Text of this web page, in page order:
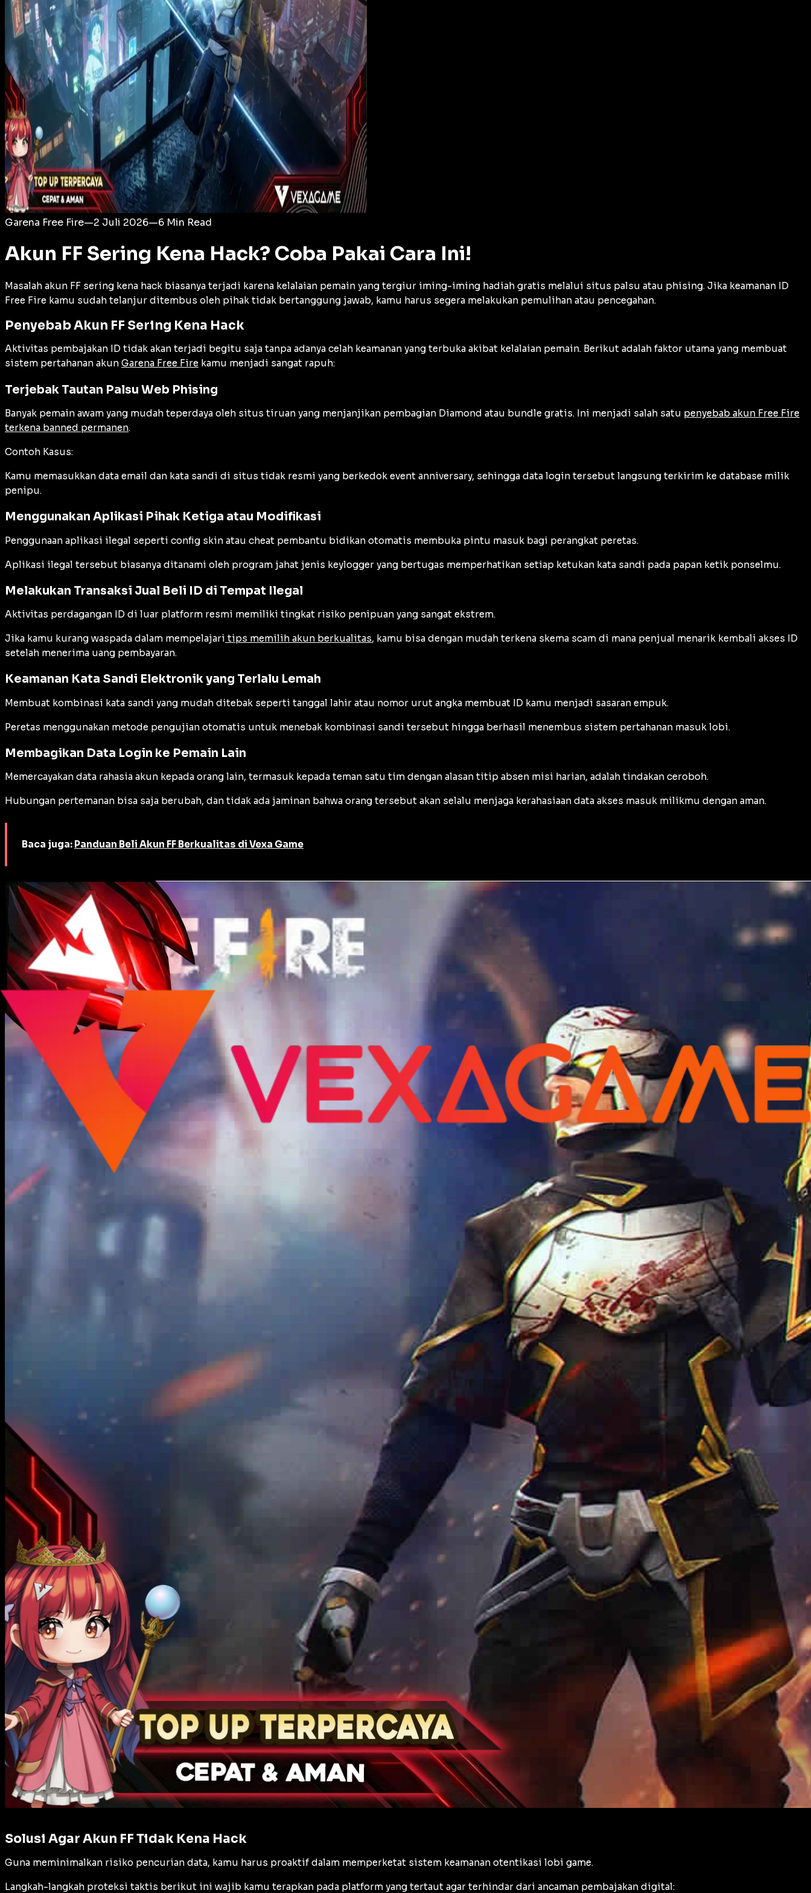
Login
Garena Free Fire—2 Juli 2026—6 Min Read
Akun FF Sering Kena Hack? Coba Pakai Cara Ini!
Masalah akun FF sering kena hack biasanya terjadi karena kelalaian pemain yang tergiur iming-iming hadiah gratis melalui situs palsu atau phising. Jika keamanan ID
Free Fire kamu sudah telanjur ditembus oleh pihak tidak bertanggung jawab, kamu harus segera melakukan pemulihan atau pencegahan.
Penyebab Akun FF Sering Kena Hack
Aktivitas pembajakan ID tidak akan terjadi begitu saja tanpa adanya celah keamanan yang terbuka akibat kelalaian pemain. Berikut adalah faktor utama yang membuat
sistem pertahanan akun Garena Free Fire kamu menjadi sangat rapuh:
Terjebak Tautan Palsu Web Phising
Banyak pemain awam yang mudah teperdaya oleh situs tiruan yang menjanjikan pembagian Diamond atau bundle gratis. Ini menjadi salah satu penyebab akun Free Fire
terkena banned permanen.
Contoh Kasus:
Kamu memasukkan data email dan kata sandi di situs tidak resmi yang berkedok event anniversary, sehingga data login tersebut langsung terkirim ke database milik
penipu.
Menggunakan Aplikasi Pihak Ketiga atau Modifikasi
Penggunaan aplikasi ilegal seperti config skin atau cheat pembantu bidikan otomatis membuka pintu masuk bagi perangkat peretas.
Aplikasi ilegal tersebut biasanya ditanami oleh program jahat jenis keylogger yang bertugas memperhatikan setiap ketukan kata sandi pada papan ketik ponselmu.
Melakukan Transaksi Jual Beli ID di Tempat Ilegal
Aktivitas perdagangan ID di luar platform resmi memiliki tingkat risiko penipuan yang sangat ekstrem.
Jika kamu kurang waspada dalam mempelajari tips memilih akun berkualitas, kamu bisa dengan mudah terkena skema scam di mana penjual menarik kembali akses ID
setelah menerima uang pembayaran.
Keamanan Kata Sandi Elektronik yang Terlalu Lemah
Membuat kombinasi kata sandi yang mudah ditebak seperti tanggal lahir atau nomor urut angka membuat ID kamu menjadi sasaran empuk.
Peretas menggunakan metode pengujian otomatis untuk menebak kombinasi sandi tersebut hingga berhasil menembus sistem pertahanan masuk lobi.
Membagikan Data Login ke Pemain Lain
Memercayakan data rahasia akun kepada orang lain, termasuk kepada teman satu tim dengan alasan titip absen misi harian, adalah tindakan ceroboh.
Hubungan pertemanan bisa saja berubah, dan tidak ada jaminan bahwa orang tersebut akan selalu menjaga kerahasiaan data akses masuk milikmu dengan aman.
Baca juga: Panduan Beli Akun FF Berkualitas di Vexa Game
Solusi Agar Akun FF Tidak Kena Hack
Guna meminimalkan risiko pencurian data, kamu harus proaktif dalam memperketat sistem keamanan otentikasi lobi game.
Langkah-langkah proteksi taktis berikut ini wajib kamu terapkan pada platform yang tertaut agar terhindar dari ancaman pembajakan digital: